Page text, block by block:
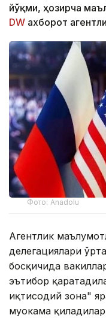
йўқми, ҳозирча
DW ахборот
Фото: Anadolu
Агентлик
делегациялари
босқичида
эътибор
иқтисодий зона"
муҳокама